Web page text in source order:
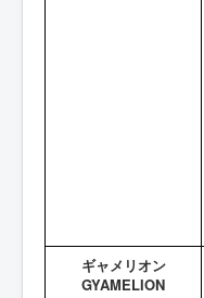
ギャメリオン
GYAMELION